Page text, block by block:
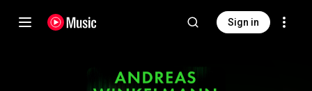
Sign in